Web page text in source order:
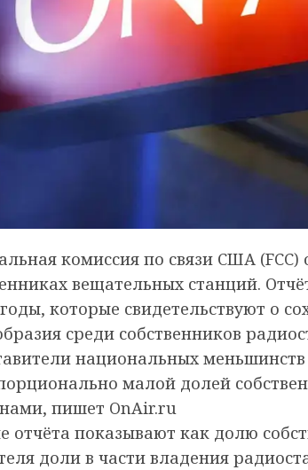
комиссия по связи США (FCC)
вещательных станций.
которые свидетельствуют о
среди собственников
национальных
малой долей
пишет OnAir.ru
отчёта показывают как долю
доли в части владения